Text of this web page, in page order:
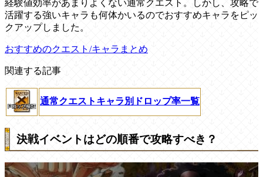
経験値効率があまりよくない通常クエスト。しかし、攻略で
活躍する強いキャラも何体かいるのでおすすめキャラをピッ
クアップしました。
おすすめのクエスト/キャラまとめ
関連する記事
通常クエストキャラ別ドロップ率一覧
決戦イベントはどの順番で攻略すべき？